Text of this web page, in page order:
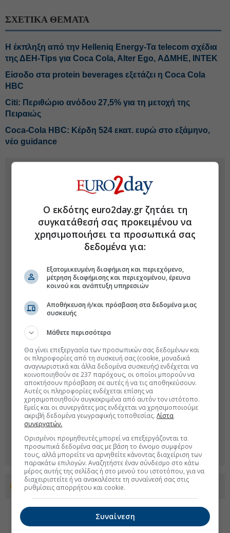
ΣΧΕΤΙΚΑ ΘΕΜΑΤΑ
H έκπληξη από την Helleniq Energy-Τα telecom σχέδια
της ΔΕΗ-Tips για Coca Cola, Alter Ego, ΑΔΜΗΕ, ΙΝΤΕΚ
Είσοδο στα protein beverages εξετάζει η Coca Cola
HBC
Citi: Περιθώριο ανόδου 27,5% για τη μετοχή της
Πειραιώς
Coca-Cola HBC: Κέρδη 524 εκατ. ευρώ στο εξάμηνο,
νέο guidance
Προσθέστε το euro2day.gr στο Discover
Ο εκδότης euro2day.gr ζητάει τη
συγκατάθεσή σας προκειμένου να
χρησιμοποιήσει τα προσωπικά σας
δεδομένα για:
Εξατομικευμένη διαφήμιση και περιεχόμενο,
μέτρηση διαφήμισης και περιεχομένου, έρευνα
κοινού και ανάπτυξη υπηρεσιών
Αποθήκευση ή/και πρόσβαση στα δεδομένα μιας
συσκευής
Μάθετε περισσότερα
Θα γίνει επεξεργασία των προσωπικών σας δεδομένων και
οι πληροφορίες από τη συσκευή σας (cookie, μοναδικά
αναγνωριστικά και άλλα δεδομένα συσκευής) ενδέχεται να
κοινοποιηθούν σε 237 παρόχους, οι οποίοι μπορούν να
αποκτήσουν πρόσβαση σε αυτές ή να τις αποθηκεύσουν.
Αυτές οι πληροφορίες ενδέχεται επίσης να
χρησιμοποιηθούν συγκεκριμένα από αυτόν τον ιστότοπο.
Εμείς και οι συνεργάτες μας ενδέχεται να χρησιμοποιούμε
ακριβή δεδομένα γεωγραφικής τοποθεσίας.Λίστα
συνεργατών.
Ορισμένοι προμηθευτές μπορεί να επεξεργάζονται τα
προσωπικά δεδομένα σας με βάση το έννομο συμφέρον
τους, αλλά μπορείτε να αρνηθείτε κάνοντας διαχείριση των
παρακάτω επιλογών. Αναζητήστε έναν σύνδεσμο στο κάτω
μέρος αυτής της σελίδας ή στο μενού του ιστοτόπου, για να
διαχειριστείτε ή να ανακαλέσετε τη συναίνεσή σας στις
ρυθμίσεις απορρήτου και cookie.
Συναίνεση